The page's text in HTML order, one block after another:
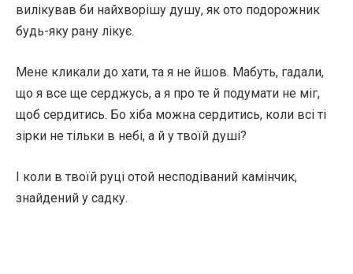
вилікував би найхворішу душу, як ото подорожник
будь-яку рану лікує.
Мене кликали до хати, та я не йшов. Мабуть, гадали,
що я все ще серджусь, а я про те й подумати не міг,
щоб сердитись. Бо хіба можна сердитись, коли всі ті
зірки не тільки в небі, а й у твоїй душі?
І коли в твоїй руці отой несподіваний камінчик,
знайдений у садку.